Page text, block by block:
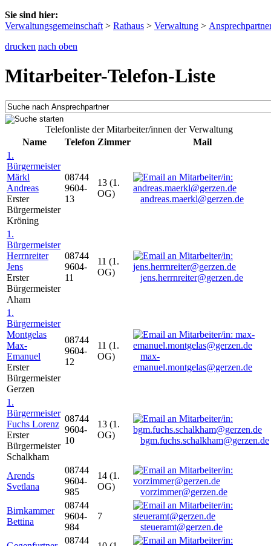
Sie sind hier:
Verwaltungsgemeinschaft > Rathaus > Verwaltung >
drucken nach oben
Mitarbeiter-Telefon-Liste
Telefonliste der Mitarbeiter/innen der Verwaltung
Name
Telefon Zimmer
Mail
1.
Bürgermeister
Märkl
Andreas
Erster
Bürgermeister
Kröning
08744
9604-
13
13 (1.
OG)
andreas.maerkl@gerzen.de
1.
Bürgermeister
Herrnreiter
Jens
Erster
Bürgermeister
Aham
08744
9604-
11
11 (1.
OG)
jens.herrnreiter@gerzen.de
1.
Bürgermeister
Montgelas
Max-
Emanuel
Erster
Bürgermeister
Gerzen
08744
9604-
12
11 (1.
OG)
max-
emanuel.montgelas@gerzen.de
1.
Bürgermeister
Fuchs Lorenz
Erster
Bürgermeister
Schalkham
08744
9604-
10
13 (1.
OG)
bgm.fuchs.schalkham@gerzen.de
Arends
Svetlana
08744
9604-
985
14 (1.
OG)
vorzimmer@gerzen.de
Birnkammer
Bettina
08744
9604-
984
7
steueramt@gerzen.de
08744